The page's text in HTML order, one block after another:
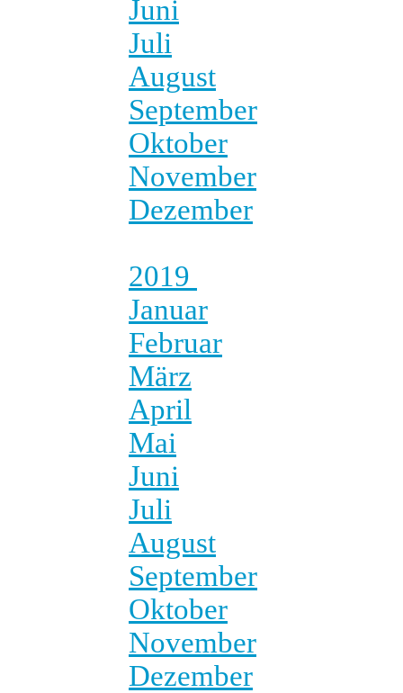
Juni
Juli
August
September
Oktober
November
Dezember
2019
Januar
Februar
März
April
Mai
Juni
Juli
August
September
Oktober
November
Dezember